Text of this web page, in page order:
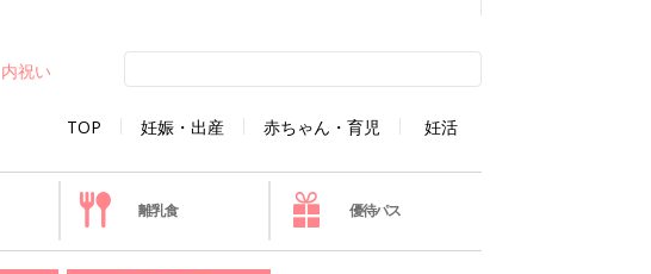
TOP 妊娠・出産 赤ちゃん・育児 妊活
内祝い
離乳食 優待パス